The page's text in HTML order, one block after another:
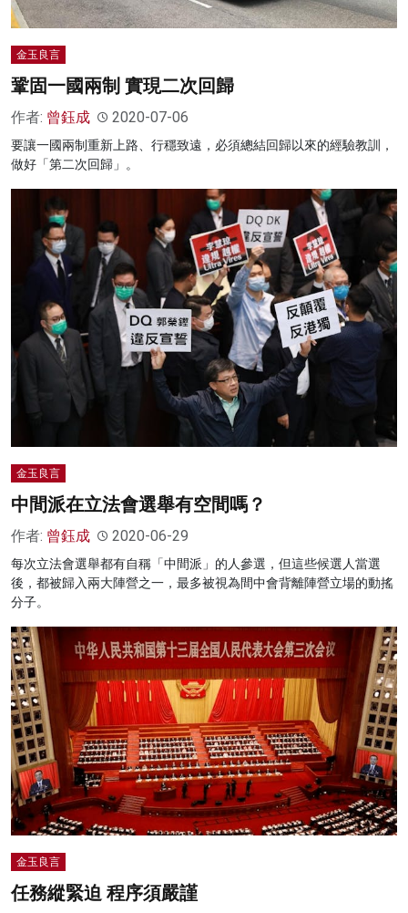
金玉良言
鞏固一國兩制 實現二次回歸
作者: 曾鈺成 2020-07-06
要讓一國兩制重新上路、行穩致遠，必須總結回歸以來的經驗教訓，
做好「第二次回歸」。
金玉良言
中間派在立法會選舉有空間嗎？
作者: 曾鈺成 2020-06-29
每次立法會選舉都有自稱「中間派」的人參選，但這些候選人當選
後，都被歸入兩大陣營之一，最多被視為間中會背離陣營立場的動搖
分子。
金玉良言
任務縱緊迫 程序須嚴謹